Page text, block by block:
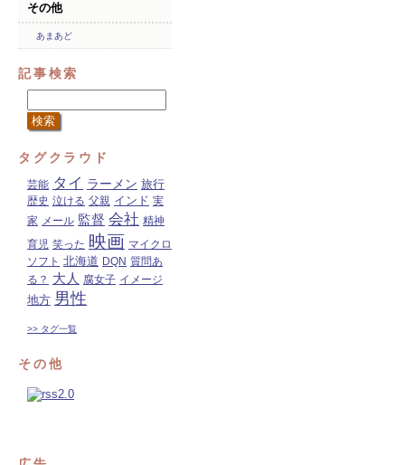
その他
あまあど
記事検索
タグクラウド
芸能 タイ ラーメン 旅行
歴史 泣ける 父親 インド 実
家
メール 監督 会社 精神
育児 笑った 映画 マイクロ
ソフト 北海道 DQN 質問あ
る？ 大人 腐女子 イメージ
地方 男性
>> タグ一覧
その他